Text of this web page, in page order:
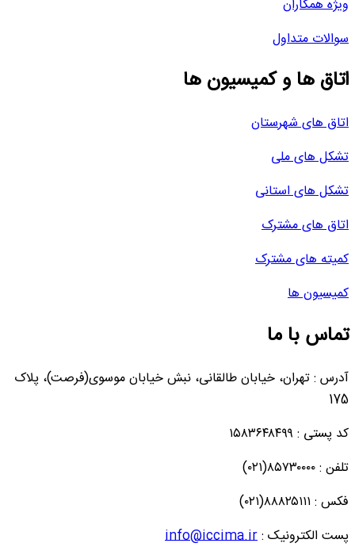
همکاران
متداول
ها و کمیسیون ها
های شهرستان
های ملی
های استانی
های مشترک
های مشترک
ها
با ما
: تهران، خیابان طالقانی، نبش خیابان موسوی(فرصت)، پلاک
۱۵۸۳۶۴۸۴۹۹
:
info@iccima.ir